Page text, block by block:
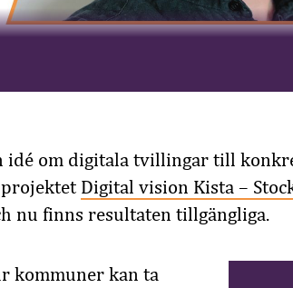
idé om digitala tvillingar till
Digital vision Kista –
nu finns resultaten tillgängliga.
kommuner kan ta